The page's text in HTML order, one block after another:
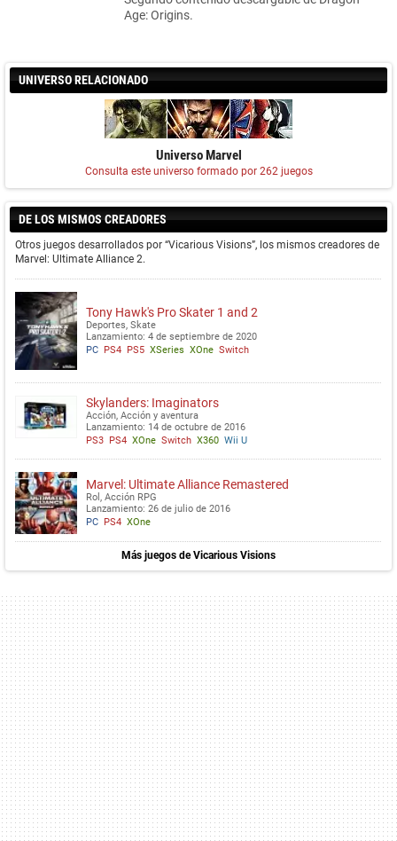
Age: Origins.
UNIVERSO RELACIONADO
Universo Marvel
Consulta este universo formado por 262 juegos
DE LOS MISMOS CREADORES
Otros juegos desarrollados por “Vicarious Visions”, los mismos creadores de
Marvel: Ultimate Alliance 2.
Tony Hawk's Pro Skater 1 and 2
Deportes, Skate
Lanzamiento: 4 de septiembre de 2020
PC PS4 PS5 XSeries XOne Switch
Skylanders: Imaginators
Acción, Acción y aventura
Lanzamiento: 14 de octubre de 2016
PS3 PS4 XOne Switch X360 Wii U
Marvel: Ultimate Alliance Remastered
Rol, Acción RPG
Lanzamiento: 26 de julio de 2016
PC PS4 XOne
Más juegos de Vicarious Visions